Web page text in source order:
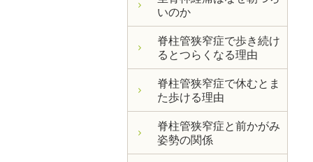
いのか
脊柱管狭窄症で歩き続け
るとつらくなる理由
脊柱管狭窄症で休むとま
た歩ける理由
脊柱管狭窄症と前かがみ
姿勢の関係